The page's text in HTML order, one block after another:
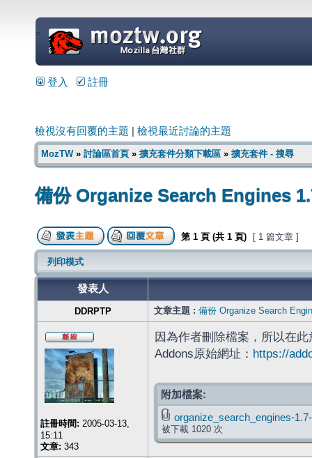
=
登入 註冊
檢視沒有回覆的主題 檢視最近討論的主題
MozTW» 討論區首頁 » 擴充套件分類下載區 » 擴充套件 - 搜尋
備份 Organize Search Engines
第 1 頁 (共 1 頁) [ 1 篇文章 ]
列印模式
發表人
DDRPTP 文章主題 : 備份 Organize Search
註冊時間: 2005-03-13,
15:11
文章: 343
因為作者刪除檔案，所以在
Addons原始網址： https://
附加檔案:
organize_search_engines-
被下載 1020 次